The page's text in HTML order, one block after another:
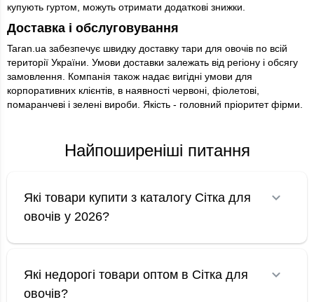
купують гуртом, можуть отримати додаткові знижки.
Доставка і обслуговування
Taran.ua забезпечує швидку доставку тари для овочів по всій
території України. Умови доставки залежать від регіону і обсягу
замовлення. Компанія також надає вигідні умови для
корпоративних клієнтів, в наявності червоні, фіолетові,
помаранчеві і зелені вироби. Якість - головний пріоритет фірми.
Найпоширеніші питання
Які товари купити з каталогу Сітка для
овочів у 2026?
Які недорогі товари оптом в Сітка для
овочів?